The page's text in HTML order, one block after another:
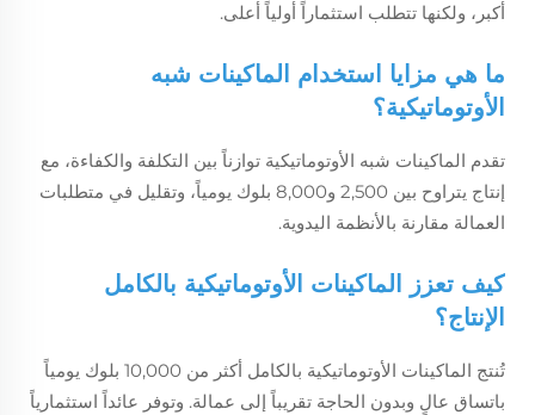
أكبر، ولكنها تتطلب استثماراً أولياً أعلى.
ما هي مزايا استخدام الماكينات شبه
الأوتوماتيكية؟
تقدم الماكينات شبه الأوتوماتيكية توازناً بين التكلفة والكفاءة، مع
إنتاج يتراوح بين 2,500 و8,000 بلوك يومياً، وتقليل في متطلبات
العمالة مقارنة بالأنظمة اليدوية.
كيف تعزز الماكينات الأوتوماتيكية بالكامل
الإنتاج؟
تُنتج الماكينات الأوتوماتيكية بالكامل أكثر من 10,000 بلوك يومياً
باتساق عالٍ وبدون الحاجة تقريباً إلى عمالة. وتوفر عائداً استثمارياً